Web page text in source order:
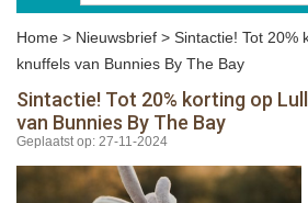
Home > Nieuwsbrief > Sintactie! Tot 20%
knuffels van Bunnies By The Bay
Sintactie! Tot 20% korting op
van Bunnies By The Bay
Geplaatst op: 27-11-2024